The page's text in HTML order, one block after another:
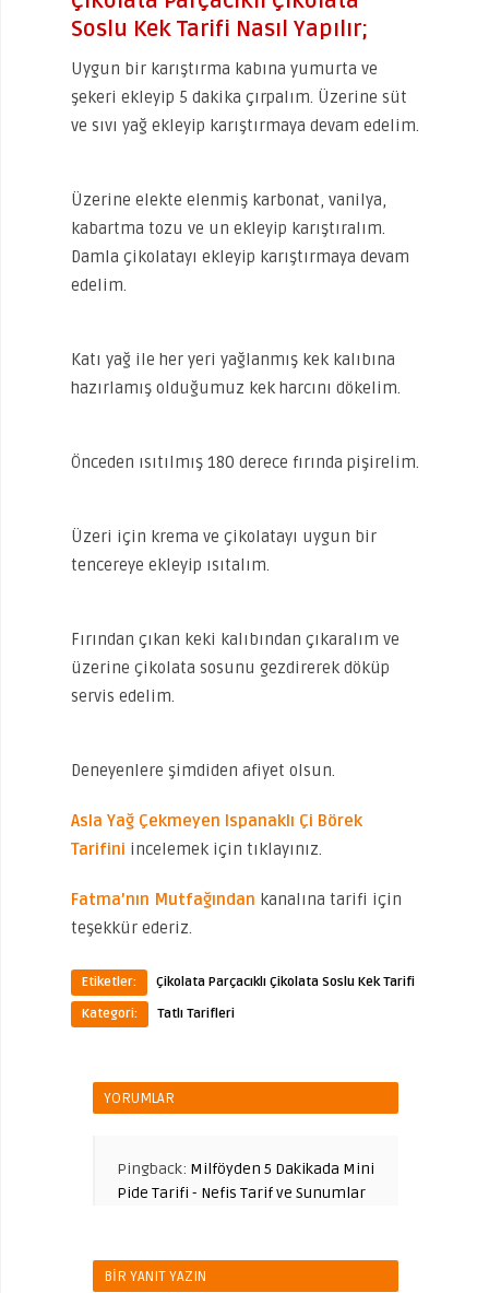
Soslu Kek Tarifi Nasıl Yapılır;
Uygun bir karıştırma kabına yumurta ve
şekeri ekleyip 5 dakika çırpalım. Üzerine süt
ve sıvı yağ ekleyip karıştırmaya devam edelim.
Üzerine elekte elenmiş karbonat, vanilya,
kabartma tozu ve un ekleyip karıştıralım.
Damla çikolatayı ekleyip karıştırmaya devam
edelim.
Katı yağ ile her yeri yağlanmış kek kalıbına
hazırlamış olduğumuz kek harcını dökelim.
Önceden ısıtılmış 180 derece fırında pişirelim.
Üzeri için krema ve çikolatayı uygun bir
tencereye ekleyip ısıtalım.
Fırından çıkan keki kalıbından çıkaralım ve
üzerine çikolata sosunu gezdirerek döküp
servis edelim.
Deneyenlere şimdiden afiyet olsun.
Asla Yağ Çekmeyen Ispanaklı Çi Börek
Tarifini incelemek için tıklayınız.
Fatma’nın Mutfağından kanalına tarifi için
teşekkür ederiz.
Etiketler:
Çikolata Parçacıklı Çikolata Soslu Kek Tarifi
Kategori:
Tatlı Tarifleri
YORUMLAR
Pingback: Milföyden 5 Dakikada Mini
Pide Tarifi - Nefis Tarif ve Sunumlar
BIR YANIT YAZIN